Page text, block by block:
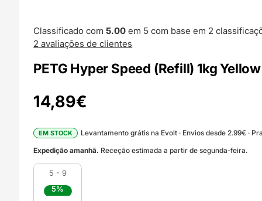
Classificado com5.00 em 5 com base em 2
2 avaliações de clientes
PETG Hyper Speed (Refill) 1kg
14,89€
EM STOCK
Levantamento grátis na Evolt · Envios desde 2.99€ ·
Expedição amanhã. Receção estimada a partir de segunda-feira.
5 - 9
5%